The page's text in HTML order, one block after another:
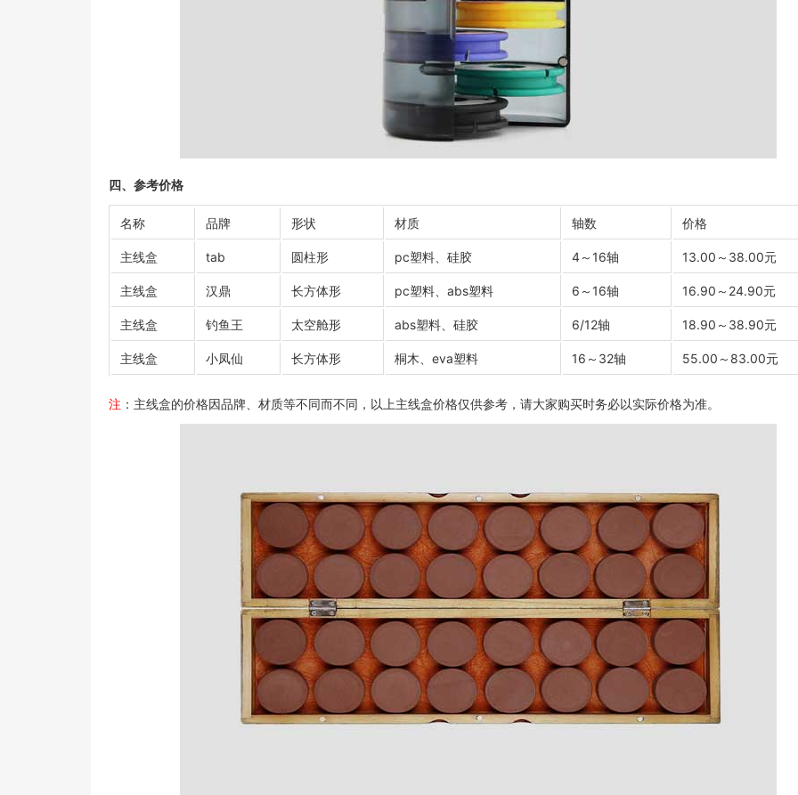
四、参考价格
名称 品牌 形状 材质 轴数 价格
主线盒 tab 圆柱形 pc塑料、硅胶 4～16轴 13.00～38.00元
主线盒 汉鼎 长方体形 pc塑料、abs塑料 6～16轴 16.90～24.90元
主线盒 钓鱼王 太空舱形 abs塑料、硅胶 6/12轴 18.90～38.90元
主线盒 小凤仙 长方体形 桐木、eva塑料 16～32轴 55.00～83.00元
注 ：主线盒的价格因品牌、材质等不同而不同，以上主线盒价格仅供参考，请大家购买时务必以实际价格为准。